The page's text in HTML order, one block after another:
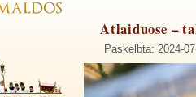
Atlaiduose –
Paskelbta: 2024-